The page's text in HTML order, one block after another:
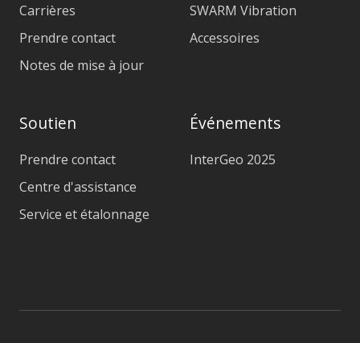
Carrières
Prendre contact
Notes de mise à jour
SWARM Vibration
Accessoires
Soutien
Prendre contact
Centre d'assistance
Service et étalonnage
Événements
InterGeo 2025